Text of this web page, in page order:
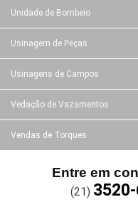
Unidade de Bombeio
Usinagem de Peças
Usinagens de Campos
Vedação de Vazamentos
Vendas de Torques
Entre em
(21)